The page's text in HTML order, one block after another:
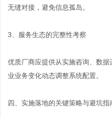
无缝对接，避免信息孤岛。
3、服务生态的完整性考察
优质厂商应提供从实施咨询、数
业业务变化动态调整系统配置。
四、实施落地的关键策略与避坑指